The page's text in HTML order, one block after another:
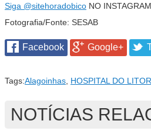
Siga @sitehoradobico NO INSTAGRAM
Fotografia/Fonte: SESAB
Facebook Google+
Tags:Alagoinhas HOSPITAL DO
NOTÍCIAS